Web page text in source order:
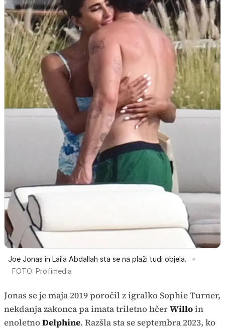
Joe Jonas in Laila Abdallah sta se na plaži tudi objela.
FOTO: Profimedia
Jonas se je maja 2019 poročil z igralko Sophie Turner,
nekdanja zakonca pa imata triletno hčerWilloin
enoletnoDelphine. Razšla sta se septembra 2023, ko